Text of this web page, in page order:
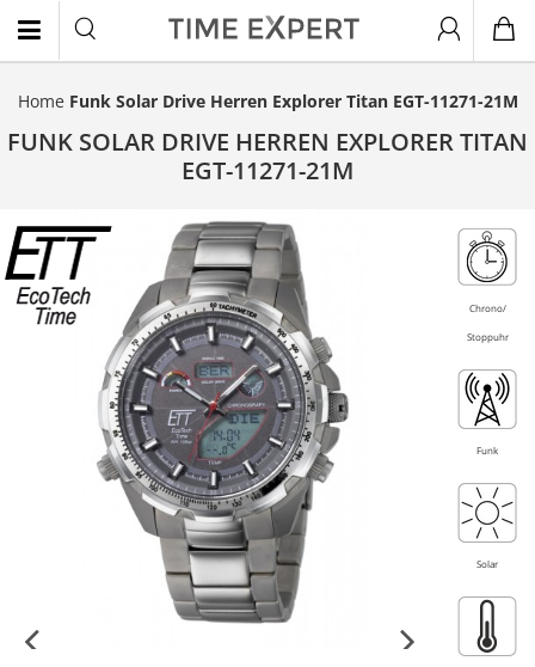
Home Funk Solar Drive Herren Explorer Titan EGT-11271-21M
FUNK SOLAR DRIVE HERREN EXPLORER TITAN
EGT-11271-21M
Chrono/
Stoppuhr
Funk
Solar